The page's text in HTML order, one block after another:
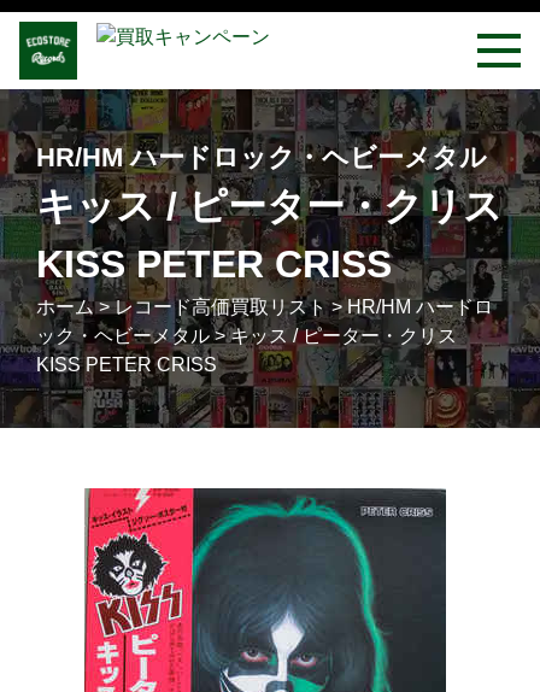
HR/HM ハードロック・ヘビーメタル
キッス / ピーター・クリス
KISS PETER CRISS
ホーム>レコード高価買取リスト>HR/HM ハードロ
ック・ヘビーメタル>キッス / ピーター・クリス
KISS PETER CRISS